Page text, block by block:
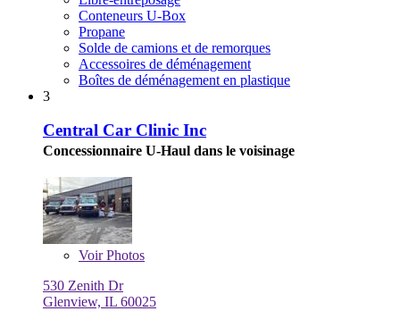
Conteneurs U-Box
Propane
Solde de camions et de remorques
Accessoires de déménagement
Boîtes de déménagement en plastique
3
Central Car Clinic Inc
Concessionnaire U-Haul dans le voisinage
VoirPhotos
530 Zenith Dr
Glenview, IL 60025